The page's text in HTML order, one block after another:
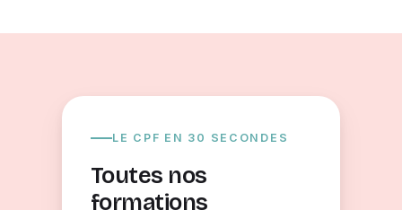
LE CPF EN 30 SECONDES
Toutes nos
formations